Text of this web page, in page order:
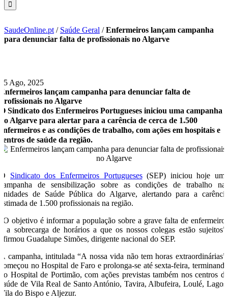
SaudeOnline.pt / Saúde Geral /Enfermeiros lançam campanha
para denunciar falta de profissionais no Algarve
25 Ago, 2025
Enfermeiros lançam campanha para denunciar falta de
profissionais no Algarve
O Sindicato dos Enfermeiros Portugueses iniciou uma campanha
no Algarve para alertar para a carência de cerca de 1.500
enfermeiros e as condições de trabalho, com ações em hospitais e
centros de saúde da região.
O Sindicato dos Enfermeiros Portugueses(SEP) iniciou hoje uma
campanha de sensibilização sobre as condições de trabalho nas
unidades de Saúde Pública do Algarve, alertando para a carência
estimada de 1.500 profissionais na região.
“O objetivo é informar a população sobre a grave falta de enfermeiros
e a sobrecarga de horários a que os nossos colegas estão sujeitos”,
afirmou Guadalupe Simões, dirigente nacional do SEP.
A campanha, intitulada “A nossa vida não tem horas extraordinárias”,
começou no Hospital de Faro e prolonga-se até sexta-feira, terminando
no Hospital de Portimão, com ações previstas também nos centros de
saúde de Vila Real de Santo António, Tavira, Albufeira, Loulé, Lagos,
Vila do Bispo e Aljezur.